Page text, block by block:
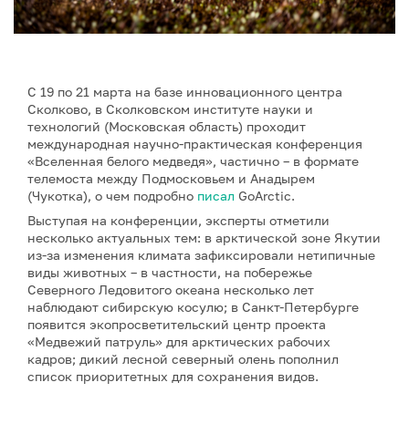
С 19 по 21 марта на базе инновационного центра
Сколково, в Сколковском институте науки и
технологий (Московская область) проходит
международная научно-практическая конференция
«Вселенная белого медведя», частично – в формате
телемоста между Подмосковьем и Анадырем
(Чукотка), о чем подробно писал GoArctic.
Выступая на конференции, эксперты отметили
несколько актуальных тем: в арктической зоне Якутии
из-за изменения климата зафиксировали нетипичные
виды животных – в частности, на побережье
Северного Ледовитого океана несколько лет
наблюдают сибирскую косулю; в Санкт-Петербурге
появится экопросветительский центр проекта
«Медвежий патруль» для арктических рабочих
кадров; дикий лесной северный олень пополнил
список приоритетных для сохранения видов.